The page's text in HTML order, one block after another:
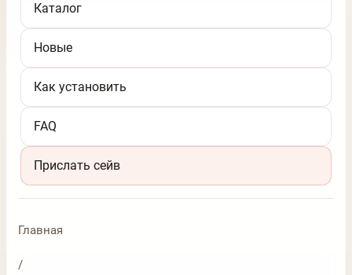
Каталог
Новые
Как установить
FAQ
Прислать сейв
Главная
/